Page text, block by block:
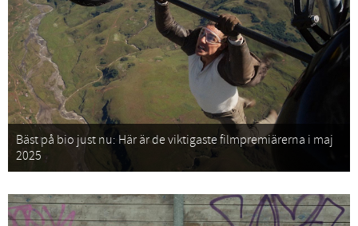
Bäst på bio just nu: Här är de viktigaste filmpremiärerna i maj
2025